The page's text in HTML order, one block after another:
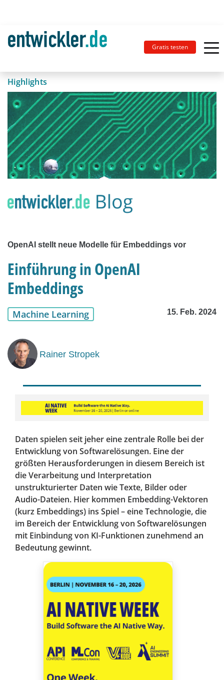
Gratis testen
Highlights
OpenAI stellt neue Modelle für Embeddings vor
Einführung in OpenAI
Embeddings
Machine Learning 15. Feb. 2024
Rainer Stropek
Daten spielen seit jeher eine zentrale Rolle bei der
Entwicklung von Softwarelösungen. Eine der
größten Herausforderungen in diesem Bereich ist
die Verarbeitung und Interpretation
unstrukturierter Daten wie Texte, Bilder oder
Audio-Dateien. Hier kommen Embedding-Vektoren
(kurz Embeddings) ins Spiel – eine Technologie, die
im Bereich der Entwicklung von Softwarelösungen
mit Einbindung von KI-Funktionen zunehmend an
Bedeutung gewinnt.